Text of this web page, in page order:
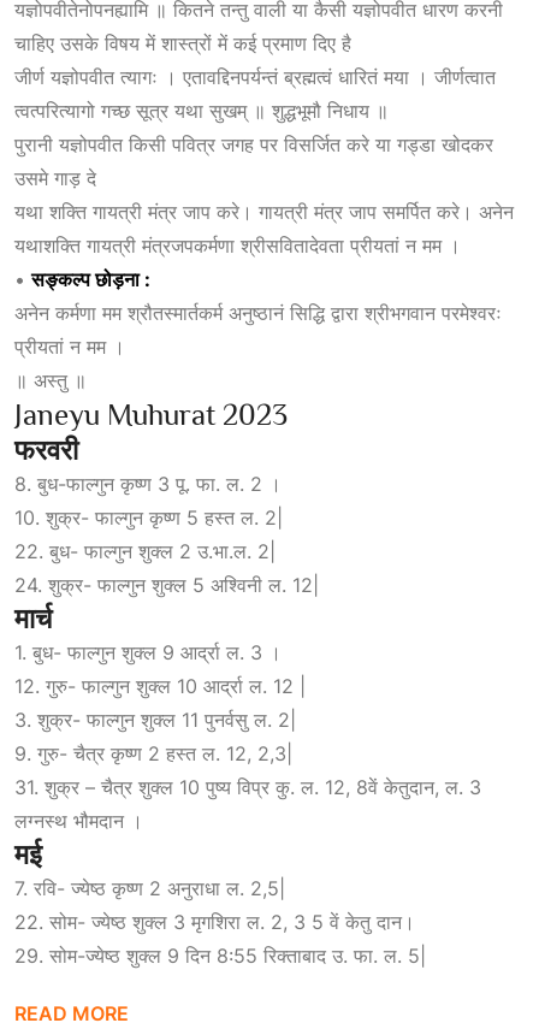
यज्ञोपवीतेनोपनह्यामि ॥ कितने तन्तु वाली या कैसी यज्ञोपवीत धारण करनी
चाहिए उसके विषय में शास्त्रों में कई प्रमाण दिए है
जीर्ण यज्ञोपवीत त्यागः । एतावद्दिनपर्यन्तं ब्रह्मत्वं धारितं मया । जीर्णत्वात
त्वत्परित्यागो गच्छ सूत्र यथा सुखम् ॥ शुद्धभूमौ निधाय ॥
पुरानी यज्ञोपवीत किसी पवित्र जगह पर विसर्जित करे या गड्डा खोदकर
उसमे गाड़ दे
यथा शक्ति गायत्री मंत्र जाप करे। गायत्री मंत्र जाप समर्पित करे। अनेन
यथाशक्ति गायत्री मंत्रजपकर्मणा श्रीसवितादेवता प्रीयतां न मम ।
•सङ्कल्पछोड़ना :
अनेन कर्मणा मम श्रौतस्मार्तकर्म अनुष्ठानं सिद्धि द्वारा श्रीभगवान परमेश्वरः
प्रीयतां न मम ।
॥ अस्तु ॥
Janeyu Muhurat 2023
फरवरी
8. बुध-फाल्गुन कृष्ण 3 पू. फा. ल. 2 ।
10. शुक्र- फाल्गुन कृष्ण 5 हस्त ल. 2|
22. बुध- फाल्गुन शुक्ल 2 उ.भा.ल. 2|
24. शुक्र- फाल्गुन शुक्ल 5 अश्विनी ल. 12|
मार्च
1. बुध- फाल्गुन शुक्ल 9 आर्द्रा ल. 3 ।
12. गुरु- फाल्गुन शुक्ल 10 आर्द्रा ल. 12 |
3. शुक्र- फाल्गुन शुक्ल 11 पुनर्वसु ल. 2|
9. गुरु- चैत्र कृष्ण 2 हस्त ल. 12, 2,3|
31. शुक्र – चैत्र शुक्ल 10 पुष्य विप्र कु. ल. 12, 8वें केतुदान, ल. 3
लग्नस्थ भौमदान ।
मई
7. रवि- ज्येष्ठ कृष्ण 2 अनुराधा ल. 2,5|
22. सोम- ज्येष्ठ शुक्ल 3 मृगशिरा ल. 2, 3 5 वें केतु दान।
29. सोम-ज्येष्ठ शुक्ल 9 दिन 8:55 रिक्ताबाद उ. फा. ल. 5|
READ MORE